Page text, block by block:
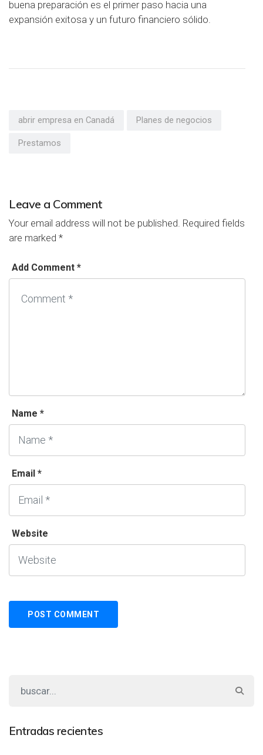
buena preparación es el primer paso hacia una
expansión exitosa y un futuro financiero sólido.
abrir empresa en Canadá Planes de negocios
Prestamos
Leave a Comment
Your email address will not be published. Required fields
are marked *
Add Comment *
Name *
Email *
Website
Entradas recientes